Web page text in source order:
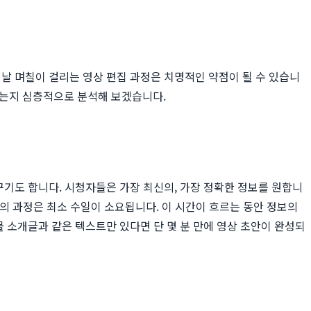
며칠이 걸리는 영상 편집 과정은 치명적인 약점이 될 수 있습니
지 심층적으로 분석해 보겠습니다.
도 합니다. 시청자들은 가장 최신의, 가장 정확한 정보를 원합니
과정은 최소 수일이 소요됩니다. 이 시간이 흐르는 동안 정보의
개글과 같은 텍스트만 있다면 단 몇 분 만에 영상 초안이 완성되